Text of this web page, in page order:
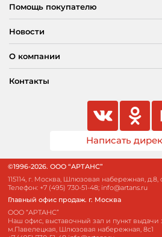
Помощь покупателю
Новости
О компании
Контакты
Написать
©1996-2026. ООО “АРТАНС”
115114, г. Москва, Шлюзовая набережная, д.8,
Телефон: +7 (495) 730-51-48; info@artans.ru
Главный офис продаж. г. Москва
ООО “АРТАНС”
Наш офис, выставочный зал и пункт выдачи
м.Павелецкая, Шлюзовая набережная, 8с1